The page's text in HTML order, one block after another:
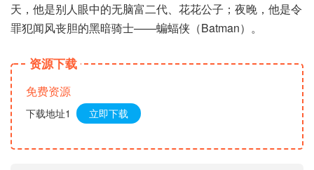
天，他是别人眼中的无脑富二代、花花公子；夜晚，他是令
罪犯闻风丧胆的黑暗骑士——蝙蝠侠（Batman）。
资源下载
免费资源
下载地址1 立即下载